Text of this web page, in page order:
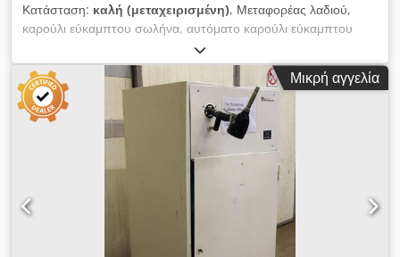
Κατάσταση: καλή (μεταχειρισμένη), Μεταφορέας λαδιού,
καρούλι εύκαμπτου σωλήνα, αυτόματο καρούλι εύκαμπτου
σωλήνα, καρούλι σωλήνα λαδιού, ξετύλιγμα εύκαμπτου
σωλήνα, καρούλι εύκαμπτου σωλήνα δεξαμενής, καρούλι
τοίχου - Καρούλι σωλήνα: Αυτόματο καρούλι σωλήνα -Μήκος
σωλήνα: 6600 mm -Διαστάσεις: 740/150/H52 mm -Βάρος: 22
kg Dsdpfx Ajvx Rbdepisck
Μικρή αγγελία